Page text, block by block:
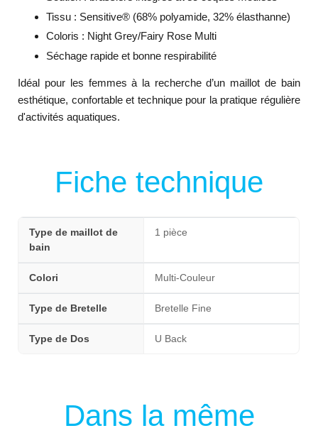
Tissu : Sensitive® (68% polyamide, 32% élasthanne)
Coloris : Night Grey/Fairy Rose Multi
Séchage rapide et bonne respirabilité
Idéal pour les femmes à la recherche d’un maillot de bain
esthétique, confortable et technique pour la pratique régulière
d'activités aquatiques.
Fiche technique
Type de maillot de
bain
1 pièce
Colori Multi-Couleur
Type de Bretelle Bretelle Fine
Type de Dos U Back
Dans la même